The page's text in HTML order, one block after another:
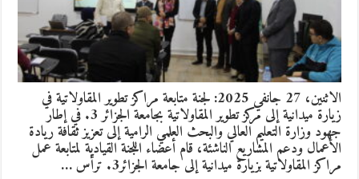
الاثنين، 27 جانفي 2025: لجنة متابعة مراكز تطوير المقاولاتية في
زيارة ميدانية إلى مركز تطوير المقاولاتية بجامعة الجزائر 3. في إطار
جهود وزارة التعليم العالي والبحث العلمي الرامية إلى تعزيز ثقافة ريادة
الأعمال ودعم المشاريع الناشئة، قام أعضاء اللجنة القيادية لمتابعة عمل
مراكز المقاولاتية بزيارة ميدانية إلى جامعة الجزائر3. ترأس …